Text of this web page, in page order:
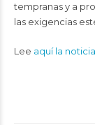
tempranas y a
las exigencias
Lee aquí la